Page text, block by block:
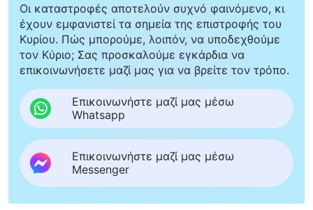
Οι καταστροφές αποτελούν συχνό φαινόμενο, κι
έχουν εμφανιστεί τα σημεία της επιστροφής του
Κυρίου. Πώς μπορούμε, λοιπόν, να υποδεχθούμε
τον Κύριο; Σας προσκαλούμε εγκάρδια να
επικοινωνήσετε μαζί μας για να βρείτε τον τρόπο.
Επικοινωνήστε μαζί μας μέσω
Whatsapp
Επικοινωνήστε μαζί μας μέσω
Messenger